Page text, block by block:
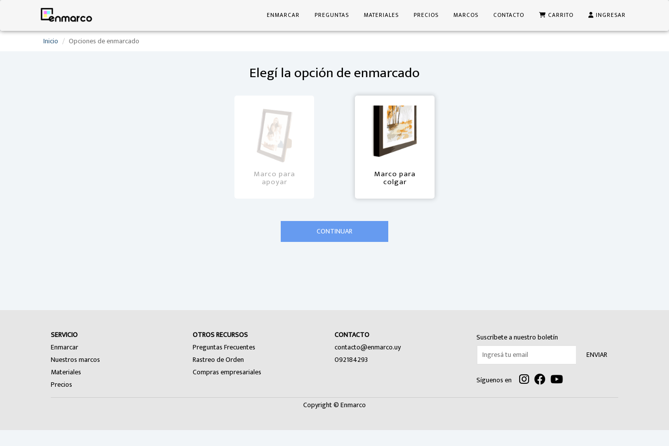
INGRESAR
CARRITO
CONTACTO
MARCOS
PRECIOS
MATERIALES
PREGUNTAS
ENMARCAR
Inicio Opciones de enmarcado
Elegí la opción de enmarcado
Marco para
apoyar
Marco para
colgar
CONTINUAR
SERVICIO
Enmarcar
Nuestros marcos
Materiales
Precios
OTROS RECURSOS
Preguntas Frecuentes
Rastreo de Orden
Compras empresariales
CONTACTO
contacto@enmarco.uy
092184293
Suscríbete a nuestro boletín
ENVIAR
Síguenos en
Copyright © Enmarco